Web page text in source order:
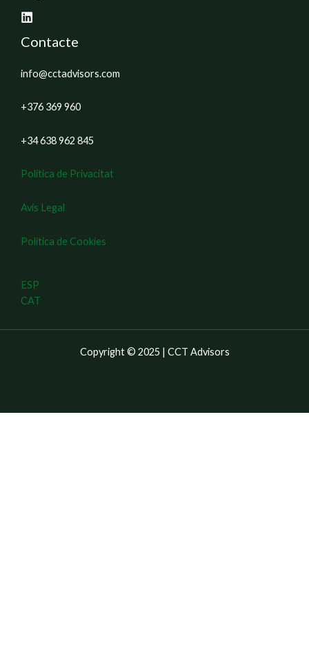
Contacte
info@cctadvisors.com
+376 369 960
+34 638 962 845
Política de Privacitat
Avís Legal
Política de Cookies
ESP
CAT
Copyright © 2025 | CCT Advisors